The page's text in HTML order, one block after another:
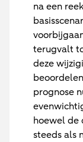
na een
terugvalt
deze
prognose
hoewel de
steeds als